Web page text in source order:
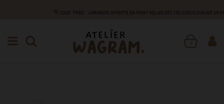
CODE "FREE" : LIVRAISON OFFERTE EN POINT RELAIS DÈS 100 EUROS D'ACHAT EN